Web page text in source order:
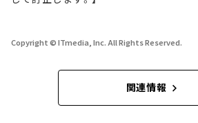
Copyright © ITmedia, Inc. All Rights Reserved.
関連情報